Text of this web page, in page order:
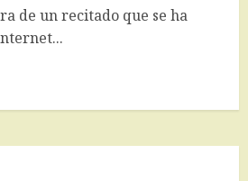
de un recitado que se ha